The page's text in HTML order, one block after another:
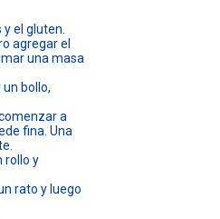
y el gluten.
agregar el
una masa
bollo,
a
fina. Una
rollo y
rato y luego